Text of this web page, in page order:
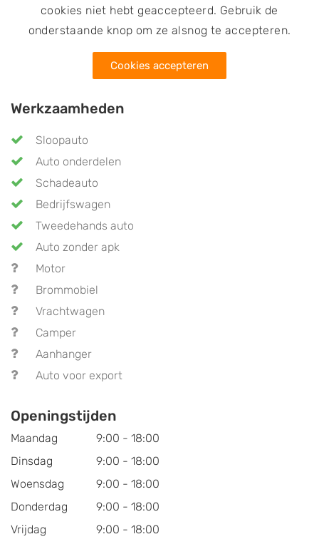
cookies niet hebt geaccepteerd. Gebruik de
onderstaande knop om ze alsnog te accepteren.
Cookies accepteren
Werkzaamheden
Sloopauto
Auto onderdelen
Schadeauto
Bedrijfswagen
Tweedehands auto
Auto zonder apk
Motor
Brommobiel
Vrachtwagen
Camper
Aanhanger
Auto voor export
Openingstijden
Maandag
9:00 - 18:00
Dinsdag
9:00 - 18:00
Woensdag
9:00 - 18:00
Donderdag
9:00 - 18:00
Vrijdag
9:00 - 18:00